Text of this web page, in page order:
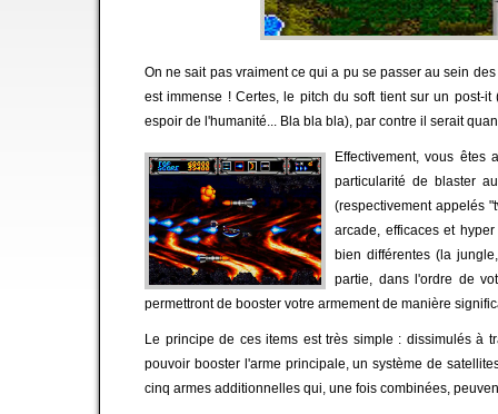
On ne sait pas vraiment ce qui a pu se passer au sein
est immense ! Certes, le pitch du soft tient sur un post-
espoir de l'humanité... Bla bla bla), par contre il serait
Effectivement, vous
particularité de blaster
(respectivement appelés
arcade, efficaces et
bien différentes (la
partie, dans l'ordre de
permettront de booster votre armement de manière
Le principe de ces items est très simple : dissimulés à
pouvoir booster l'arme principale, un système de
cinq armes additionnelles qui, une fois combinées,